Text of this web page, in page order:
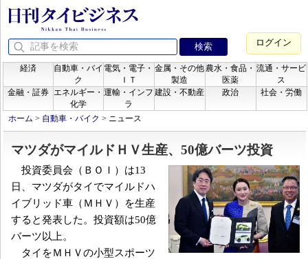
ログイン
経済
自動車・バイ
ク
電気・電子・
ＩＴ
金属・その他
製造
農水・食品・
医薬
流通・サービ
ス
金融・証券
エネルギー・
化学
運輸・インフ
ラ
建設・不動産 政治 社会・労働
ホーム > 自動車・バイク > ニュース
マツダがマイルドＨＶ生産、50億バーツ投資
投資委員会（ＢＯＩ）は13
日、マツダがタイでマイルドハ
イブリッド車（ＭＨＶ）を生産
すると発表した。投資額は50億
バーツ以上。
タイをＭＨＶの小型スポーツ